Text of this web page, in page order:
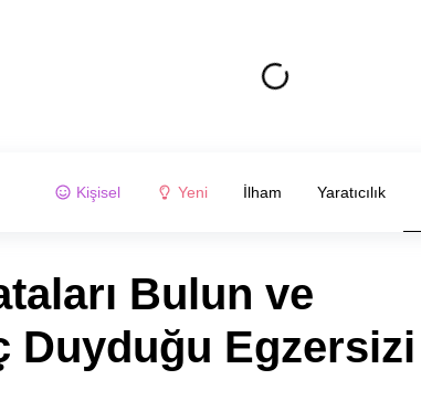
Kişisel Yeni İlham Yaratıcılık
Bulun ve
Duyduğu Egzersizi